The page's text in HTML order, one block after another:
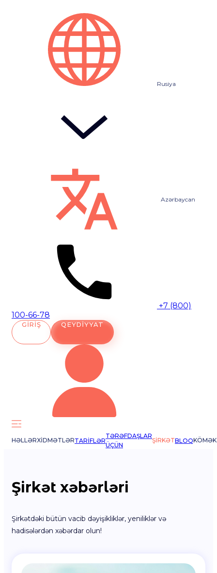
Rusiya
Azərbaycan
+7 (800)
100-66-78
GIRIŞ QEYDIYYAT
HƏLLƏRXIDMƏTLƏRTARIFLƏR
TƏRƏFDAŞLAR
ÜÇÜN
ŞIRKƏTBLOQKÖMƏK
Şirkət xəbərləri
Şirkətdəki bütün vacib dəyişikliklər, yeniliklər və
hadisələrdən xəbərdar olun!